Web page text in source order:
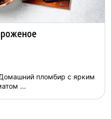
пломбир с ярким
...